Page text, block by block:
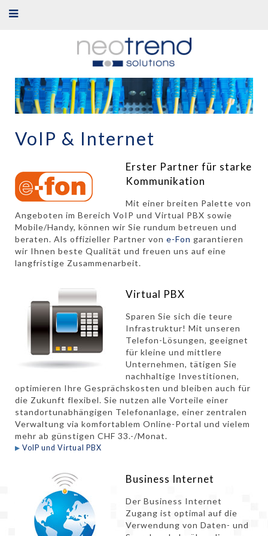
VoIP & Internet
Erster Partner für starke
Kommunikation
Mit einer breiten Palette von
Angeboten im Bereich VoIP und Virtual PBX sowie
Mobile/Handy, können wir Sie rundum betreuen und
beraten. Als offizieller Partner von e-Fon garantieren
wir Ihnen beste Qualität und freuen uns auf eine
langfristige Zusammenarbeit.
Virtual PBX
Sparen Sie sich die teure
Infrastruktur! Mit unseren
Telefon-Lösungen, geeignet
für kleine und mittlere
Unternehmen, tätigen Sie
nachhaltige Investitionen,
optimieren Ihre Gesprächskosten und bleiben auch für
die Zukunft flexibel. Sie nutzen alle Vorteile einer
standortunabhängigen Telefonanlage, einer zentralen
Verwaltung via komfortablem Online-Portal und vielem
mehr ab günstigen CHF 33.-/Monat.
VoIP und Virtual PBX
Business Internet
Der Business Internet
Zugang ist optimal auf die
Verwendung von Daten- und